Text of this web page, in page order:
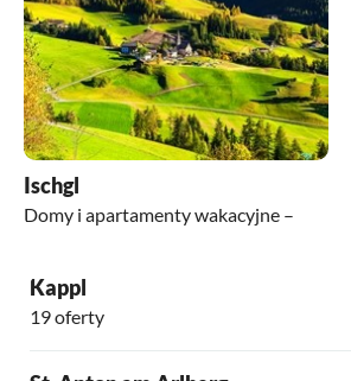
Ischgl
Domy i apartamenty wakacyjne –
Kappl
19 oferty